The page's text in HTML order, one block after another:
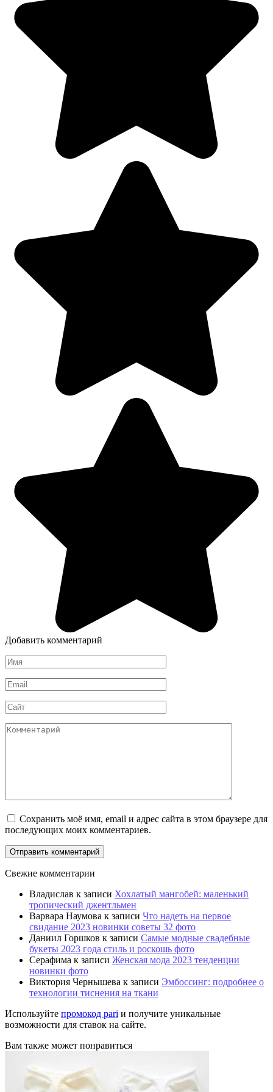
Добавить комментарий
Имя
Email
Сайт
Комментарий
Сохранить моё имя, email и адрес сайта в этом браузере для
последующих моих комментариев.
Свежие комментарии
Владислав к записи Хохлатый мангобей: маленький
тропический джентльмен
Варвара Наумова к записи Что надеть на первое
свидание 2023 новинки советы 32 фото
Даниил Горшков к записи Самые модные свадебные
букеты 2023 года стиль и роскошь фото
Серафима к записи Женская мода 2023 тенденции
новинки фото
Виктория Чернышева к записи Эмбоссинг: подробнее о
технологии тиснения на ткани
Используйте промокод pari и получите уникальные
возможности для ставок на сайте.
Вам также может понравиться